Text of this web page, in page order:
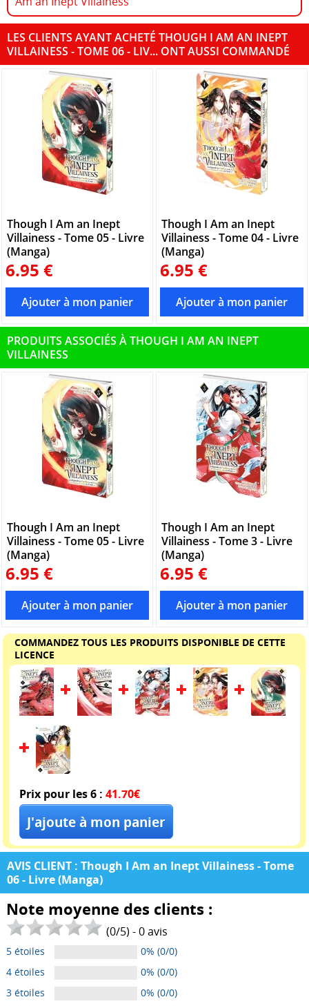
LES CLIENTS AYANT ACHETÉ THOUGH I AM AN INEPT
VILLAINESS - TOME 06 - LIV... ONT AUSSI COMMANDÉ
Though I Am an Inept
Villainess - Tome 05 - Livre
(Manga)
6.95 €
Though I Am an Inept
Villainess - Tome 04 - Livre
(Manga)
6.95 €
PRODUITS ASSOCIÉS À THOUGH I AM AN INEPT
VILLAINESS
Though I Am an Inept
Villainess - Tome 05 - Livre
(Manga)
6.95 €
Though I Am an Inept
Villainess - Tome 3 - Livre
(Manga)
6.95 €
COMMANDEZ TOUS LES PRODUITS DISPONIBLE DE CETTE
LICENCE
Prix pour les 6 : 41.70€
AVIS CLIENT : Though I Am an Inept Villainess - Tome
06 - Livre (Manga)
Note moyenne des clients :
(0/5) -0avis
5 étoiles
0% (0/0)
4 étoiles
0% (0/0)
3 étoiles
0% (0/0)